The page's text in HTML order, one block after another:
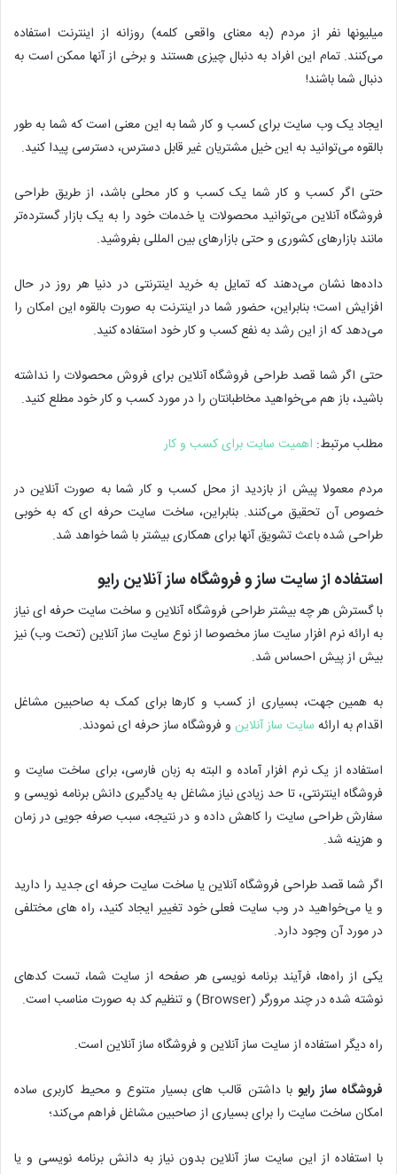
میلیونها نفر از مردم (به معنای واقعی کلمه) روزانه از اینترنت استفاده
می‌کنند. تمام این افراد به دنبال چیزی هستند و برخی از آنها ممکن است به
دنبال شما باشند!
ایجاد یک وب سایت برای کسب و کار شما به این معنی است که شما به طور
بالقوه می‌توانید به این خیل مشتریان غیر قابل دسترس، دسترسی پیدا کنید.
حتی اگر کسب و کار شما یک کسب و کار محلی باشد، از طریق طراحی
فروشگاه آنلاین می‌توانید محصولات یا خدمات خود را به یک بازار گسترده‌تر
مانند بازارهای کشوری و حتی بازارهای بین المللی بفروشید.
داده‌ها نشان می‌دهند که تمایل به خرید اینترنتی در دنیا هر روز در حال
افزایش است؛ بنابراین، حضور شما در اینترنت به صورت بالقوه این امکان را
می‌دهد که از این رشد به نفع کسب و کار خود استفاده کنید.
حتی اگر شما قصد طراحی فروشگاه آنلاین برای فروش محصولات را نداشته
باشید، باز هم می‌خواهید مخاطبانتان را در مورد کسب و کار خود مطلع کنید.
مطلب مرتبط: اهمیت سایت برای کسب و کار
مردم معمولا پیش از بازدید از محل کسب و کار شما به صورت آنلاین در
خصوص آن تحقیق می‌کنند. بنابراین، ساخت سایت حرفه ای که به خوبی
طراحی شده باعث تشویق آنها برای همکاری بیشتر با شما خواهد شد.
استفاده از سایت ساز و فروشگاه ساز آنلاین رایو
با گسترش هر چه بیشتر طراحی فروشگاه آنلاین و ساخت سایت حرفه ای نیاز
به ارائه نرم افزار سایت ساز مخصوصا از نوع سایت ساز آنلاین (تحت وب) نیز
بیش از پیش احساس شد.
به همین جهت، بسیاری از کسب و کارها برای کمک به صاحبین مشاغل
اقدام به ارائه سایت ساز آنلاین و فروشگاه ساز حرفه ای نمودند.
استفاده از یک نرم افزار آماده و البته به زبان فارسی، برای ساخت سایت و
فروشگاه اینترنتی، تا حد زیادی نیاز مشاغل به یادگیری دانش برنامه نویسی و
سفارش طراحی سایت را کاهش داده و در نتیجه، سبب صرفه جویی در زمان
و هزینه شد.
اگر شما قصد طراحی فروشگاه آنلاین یا ساخت سایت حرفه ای جدید را دارید
و یا می‌خواهید در وب سایت فعلی خود تغییر ایجاد کنید، راه های مختلفی
در مورد آن وجود دارد.
یکی از راه‌ها، فرآیند برنامه نویسی هر صفحه از سایت شما، تست کدهای
نوشته شده در چند مرورگر (Browser) و تنظیم کد به صورت مناسب است.
راه دیگر استفاده از سایت ساز آنلاین و فروشگاه ساز آنلاین است.
فروشگاه ساز رایوبا داشتن قالب های بسیار متنوع و محیط کاربری ساده
امکان ساخت سایت را برای بسیاری از صاحبین مشاغل فراهم می‌کند؛
با استفاده از این سایت ساز آنلاین بدون نیاز به دانش برنامه نویسی و یا